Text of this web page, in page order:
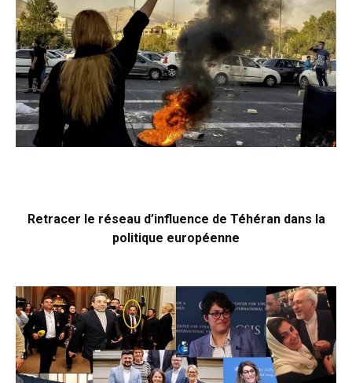
Retracer le réseau d’influence de Téhéran dans la
politique européenne